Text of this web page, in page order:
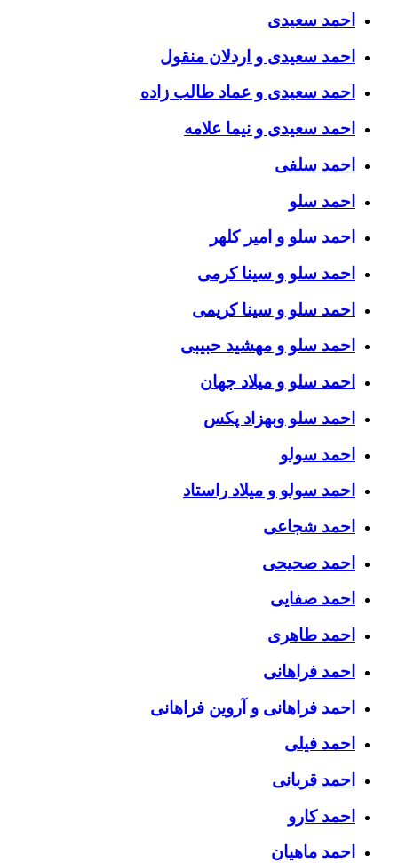
احمد سعیدی
احمد سعیدی و اردلان منقول
احمد سعیدی و عماد طالب زاده
احمد سعیدی و نیما علامه
احمد سلفی
احمد سلو
احمد سلو و امیر کلهر
احمد سلو و سینا کرمی
احمد سلو و سینا کریمی
احمد سلو و مهشید حبیبی
احمد سلو و میلاد جهان
احمد سلو وبهزاد پکس
احمد سولو
احمد سولو و میلاد راستاد
احمد شجاعی
احمد صحیحی
احمد صفایی
احمد طاهری
احمد فراهانی
احمد فراهانی و آروین فراهانی
احمد فیلی
احمد قربانی
احمد کارو
احمد ماهیان